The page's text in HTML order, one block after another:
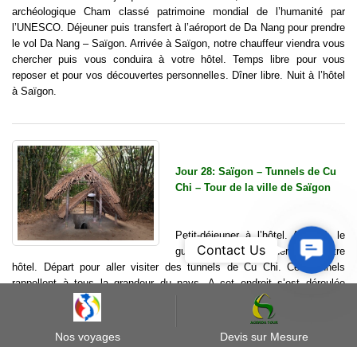
archéologique Cham classé patrimoine mondial de l’humanité par
l’UNESCO. Déjeuner puis transfert à l’aéroport de Da Nang pour prendre
le vol Da Nang – Saïgon. Arrivée à Saïgon, notre chauffeur viendra vous
chercher puis vous conduira à votre hôtel. Temps libre pour vous
reposer et pour vos découvertes personnelles. Dîner libre. Nuit à l’hôtel
à Saïgon.
Jour 28: Saïgon – Tunnels de Cu
Chi – Tour de la ville de Saïgon
Petit-déjeuner à l’hôtel. A 8h00, le
guide viendra vous chercher à votre
hôtel. Départ pour aller visiter des tunnels de Cu Chi. Ces tunnels
rappellent à tous la grandeur du pays. A cet endroit s’est déroulée
l’offensive vietnamienne à partir de 1968. Ces tunnels font plus de
200km de long. La visite de ces tunnels aide à comprendre la volonté
vietnamienne pour la réunification et l’indépendance du pays.
Nos voyages Devis sur Mesure
Contact
Contact Us